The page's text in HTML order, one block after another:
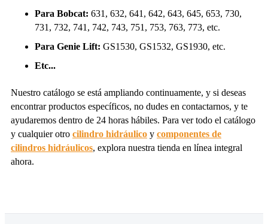
Para Bobcat: 631, 632, 641, 642, 643, 645, 653, 730,
731, 732, 741, 742, 743, 751, 753, 763, 773, etc.
Para Genie Lift: GS1530, GS1532, GS1930, etc.
Etc...
Nuestro catálogo se está ampliando continuamente, y si deseas
encontrar productos específicos, no dudes en contactarnos, y te
ayudaremos dentro de 24 horas hábiles. Para ver todo el catálogo
y cualquier otro cilindro hidráulico y componentes de
cilindros hidráulicos, explora nuestra tienda en línea integral
ahora.